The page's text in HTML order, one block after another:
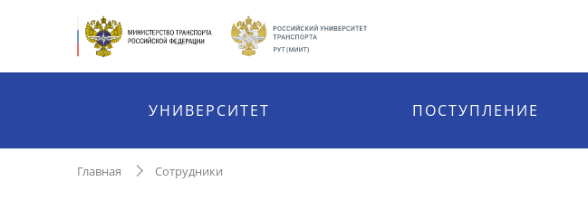
УНИВЕРСИТЕТ ПОСТУПЛЕНИЕ
Главная Сотрудники